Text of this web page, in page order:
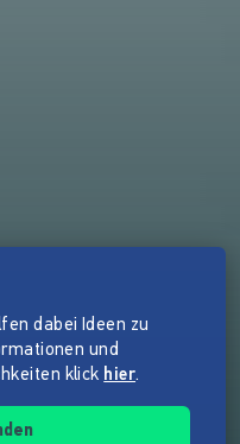
dabei Ideen zu
und
klick hier.